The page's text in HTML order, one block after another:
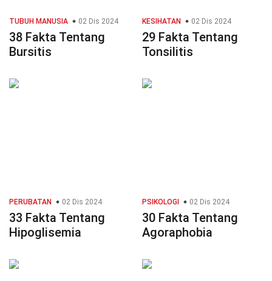
TUBUH MANUSIA 02 Dis 2024
38 Fakta Tentang
Bursitis
KESIHATAN 02 Dis 2024
29 Fakta Tentang
Tonsilitis
PERUBATAN 02 Dis 2024
33 Fakta Tentang
Hipoglisemia
PSIKOLOGI 02 Dis 2024
30 Fakta Tentang
Agoraphobia